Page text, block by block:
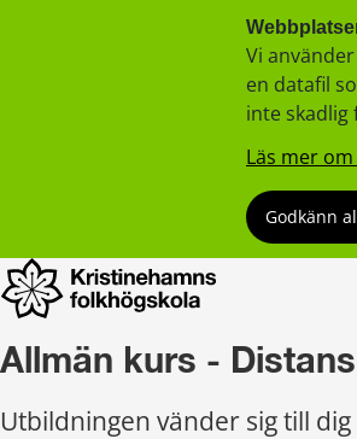
Vi
en datafil
inte
Läs mer
Godkänn
Allmän kurs - Distans
Utbildningen vänder sig till